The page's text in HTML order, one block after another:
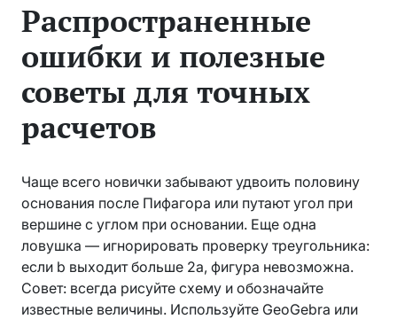
Распространенные
ошибки и полезные
советы для точных
расчетов
Чаще всего новички забывают удвоить половину
основания после Пифагора или путают угол при
вершине с углом при основании. Еще одна
ловушка — игнорировать проверку треугольника:
если b выходит больше 2a, фигура невозможна.
Совет: всегда рисуйте схему и обозначайте
известные величины. Используйте GeoGebra или